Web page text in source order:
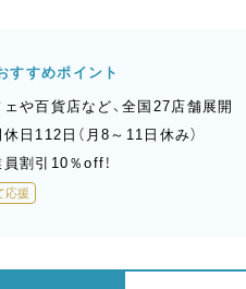
すすめポイント
ェや百貨店など、全国27店舗展開
日112日（月8～11日休み）
割引10％off！
応援